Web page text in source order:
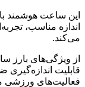
اندازه مناسب،
می‌کند.
قابلیت
فعالیت‌های ورزشی